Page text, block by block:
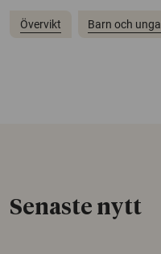
Övervikt Barn och unga
Senaste nytt